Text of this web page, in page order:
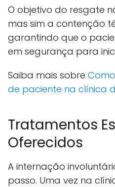
O objetivo do resgate
mas sim a contenção
garantindo que o
em segurança para
Saiba mais sobre
de paciente na clínica
Tratamentos
Oferecidos
A internação
passo. Uma vez na